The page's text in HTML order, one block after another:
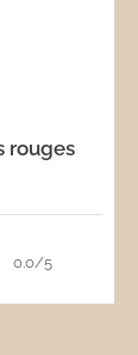
rouges
0.0/5